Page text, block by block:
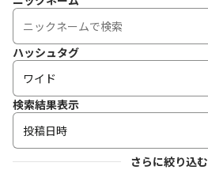
ハッシュタグ
検索結果表示
投稿日時
さらに絞り込む